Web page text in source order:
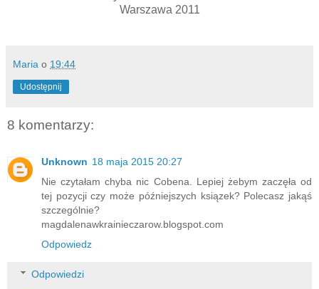
Warszawa 2011
Maria o 19:44
Udostępnij
8 komentarzy:
Unknown 18 maja 2015 20:27
Nie czytałam chyba nic Cobena. Lepiej żebym zaczęła od
tej pozycji czy może późniejszych ksiązek? Polecasz jakąś
szczególnie?
magdalenawkrainieczarow.blogspot.com
Odpowiedz
Odpowiedzi